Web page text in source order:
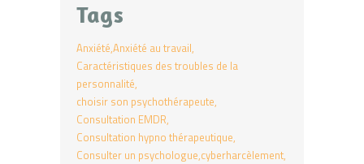
Tags
Anxiété Anxiété au travail
Caractéristiques des troubles de la
personnalité
choisir son psychothérapeute
Consultation EMDR
Consultation hypno thérapeutique
Consulter un psychologue cyberharcèlement